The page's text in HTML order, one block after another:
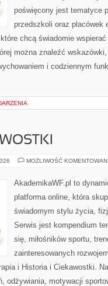
poświęcony jest tematyce
przedszkoli oraz placówek
chcą świadomie
można znaleźć
i codziennym
MOŻLIWOŚĆ
AkademikaWF.pl to
platforma online, która
świadomym stylu życia,
Serwis jest kompendium
się, miłośników sportu,
zainteresowanych
i Historia i Ciekawostki.
odżywiania, motywacji